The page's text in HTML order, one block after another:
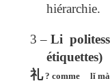
hiérarchie.
3 –Li
étiquettes)
礼? comme lǐ